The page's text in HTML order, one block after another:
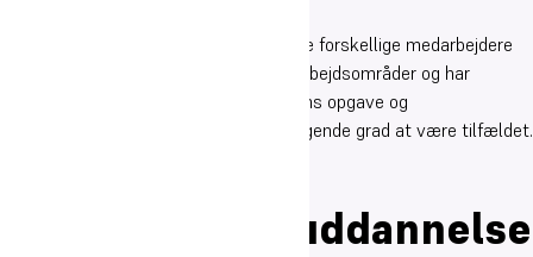
Det er derfor skolens målsætning, at de forskellige medarbejdere
kender hinanden og deres respektive arbejdsområder og har
forståelse og et fælles sprog for skolens opgave og
udviklingsområder. Dette vurderes i stigende grad at være tilfældet.
videregående uddannelse